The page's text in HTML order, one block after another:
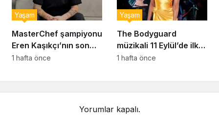
MasterChef şampiyonu
Eren Kaşıkçı’nın son
anlarındaki kahreden
Yaşam
1 hafta önce
The Bodyguard
müzikali 11 Eylül’de ilk
kez Türkiye’de
Yaşam
1 hafta önce
Yorumlar kapalı.